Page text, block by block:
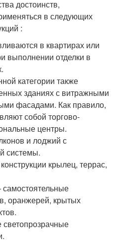
достоинств,
в следующих
:
в квартирах или
выполнении отделки в
категории также
зданиях с витражными
фасадами. Как правило,
собой торгово-
центры.
и лоджий с
системы.
крылец, террас,
оранжерей, крытых